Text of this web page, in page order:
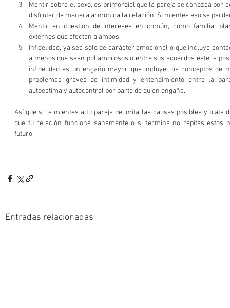
Mentir sobre el sexo, es primordial que la pareja se conozca por
disfrutar de manera armónica la relación. Si mientes eso se
Mentir en cuestión de intereses en común, como familia,
externos que afectan a ambos.
Infidelidad, ya sea solo de carácter emocional o que incluya
a menos que sean poliamorosos o entre sus acuerdos este la
infidelidad es un engaño mayor que incluye los conceptos de
problemas graves de intimidad y entendimiento entre la
autoestima y autocontrol por parte de quien engaña.
Así que si le mientes a tu pareja delimita las causas posibles y trata
que tu relación funcioné sanamente o si termina no repitas estos
futuro.
Entradas relacionadas